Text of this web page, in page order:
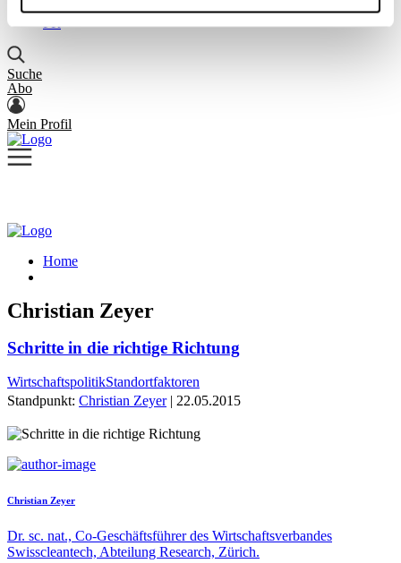
Suche
Abo
Mein Profil
Home
Christian Zeyer
Schritte in die richtige Richtung
WirtschaftspolitikStandortfaktoren
Standpunkt: Christian Zeyer| 22.05.2015
Christian Zeyer
Dr. sc. nat., Co-Geschäftsführer des Wirtschaftsverbandes
Swisscleantech, Abteilung Research, Zürich.